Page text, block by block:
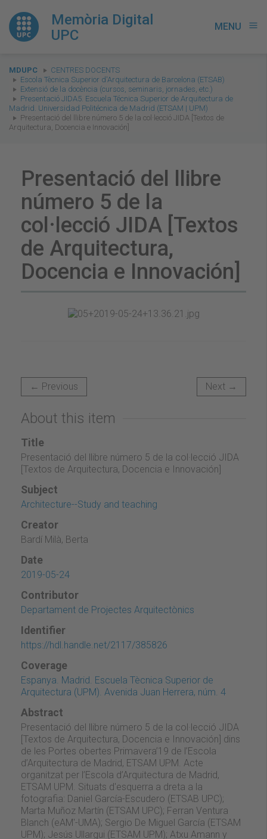
Memòria Digital
UPC
MENU menu
You
are
here:
MDUPC
CENTRES DOCENTS
Escola Tècnica Superior d'Arquitectura de Barcelona (ETSAB)
Extensió de la docència (cursos, seminaris, jornades, etc.)
Presentació JIDA5. Escuela Técnica Superior de Arquitectura de
Madrid. Universidad Politécnica de Madrid (ETSAM | UPM)
Presentació del llibre número 5 de la col·lecció JIDA [Textos de
Arquitectura, Docencia e Innovación]
Presentació del llibre
número 5 de la
col·lecció JIDA [Textos
de Arquitectura,
Docencia e Innovación]
← Previous Next →
About this item
Title
Presentació del llibre número 5 de la col·lecció JIDA
[Textos de Arquitectura, Docencia e Innovación]
Subject
Architecture--Study and teaching
Creator
Bardí Milà, Berta
Date
2019-05-24
Contributor
Departament de Projectes Arquitectònics
Identifier
https://hdl.handle.net/2117/385826
Coverage
Espanya. Madrid. Escuela Tècnica Superior de
Arquitectura (UPM). Avenida Juan Herrera, núm. 4
Abstract
Presentació del llibre número 5 de la col·lecció JIDA
[Textos de Arquitectura, Docencia e Innovación] dins
de les Portes obertes Primavera’19 de l’Escola
d’Arquitectura de Madrid, ETSAM UPM. Acte
organitzat per l’Escola d’Arquitectura de Madrid,
ETSAM UPM. Situats d'esquerra a dreta a la
fotografia: Daniel García-Escudero (ETSAB UPC);
Marta Muñoz Martín (ETSAM UPC); Ferran Ventura
Blanch (eAM'-UMA); Sergio De Miguel García (ETSAM
UPM); Jesús Ullargui (ETSAM UPM); Atxu Amann y